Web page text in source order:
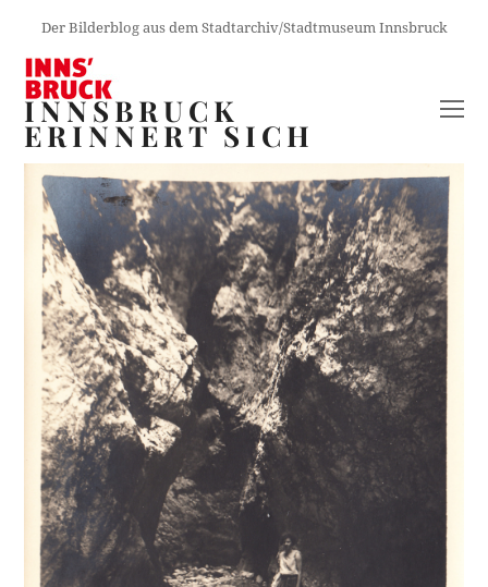
Der Bilderblog aus dem Stadtarchiv/Stadtmuseum Innsbruck
INNSBRUCK
ERINNERT SICH